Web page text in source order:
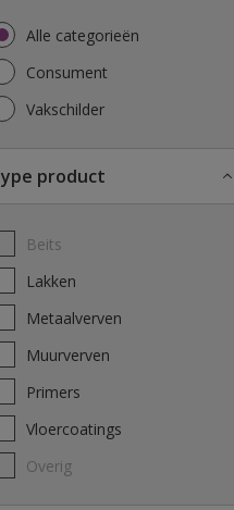
Alle categorieën
Consument
Vakschilder
Type product
Beits
Lakken
Metaalverven
Muurverven
Primers
Vloercoatings
Overig